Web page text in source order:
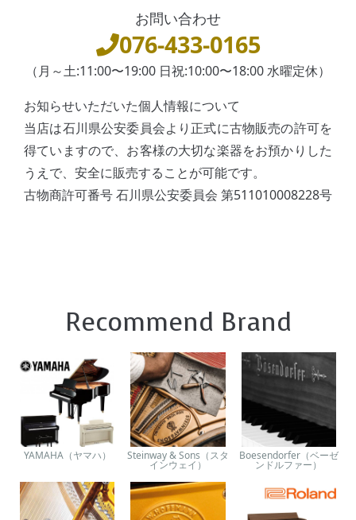
お問い合わせ
076-433-0165
（月～土:11:00〜19:00 日祝:10:00〜18:00 水曜定休）
お知らせいただいた個人情報について
当店は石川県公安委員会より正式に古物販売の許可を
得ていますので、お客様の大切な楽器をお預かりした
うえで、安全に販売することが可能です。
古物商許可番号 石川県公安委員会 第511010008228号
Recommend Brand
YAMAHA（ヤマハ） Steinway & Sons（スタ
インウェイ）
Boesendorfer（ベーゼ
ンドルファー）